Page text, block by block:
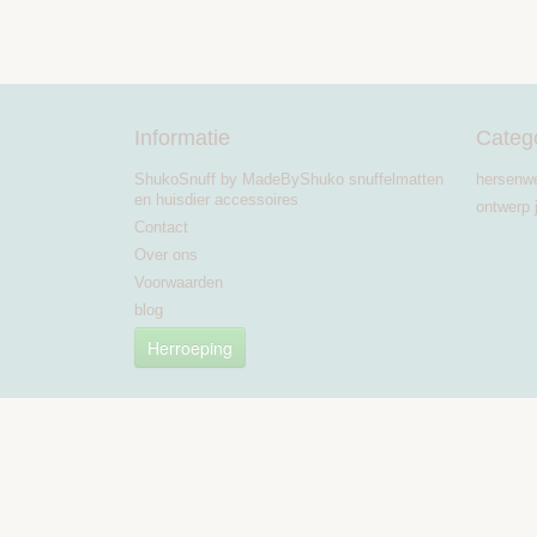
Informatie
ShukoSnuff by MadeByShuko snuffelmatten
en huisdier accessoires
Contact
Over ons
Voorwaarden
blog
Herroeping
ontwerp